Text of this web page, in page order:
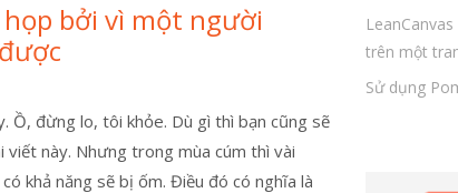
bởi vì một người
Ồ, đừng lo, tôi khỏe. Dù gì thì bạn cũng sẽ
viết này. Nhưng trong mùa cúm thì vài
khả năng sẽ bị ốm. Điều đó có nghĩa là
trên một
Sử dụng